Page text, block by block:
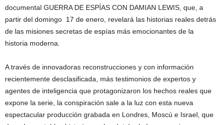
documental GUERRA DE ESPÍAS CON DAMIAN LEWIS, que, a
partir del domingo 17 de enero, revelará las historias reales detrás
de las misiones secretas de espías más emocionantes de la
historia moderna.
A través de innovadoras reconstrucciones y con información
recientemente desclasificada, más testimonios de expertos y
agentes de inteligencia que protagonizaron los hechos reales que
expone la serie, la conspiración sale a la luz con esta nueva
espectacular producción grabada en Londres, Moscú e Israel, que